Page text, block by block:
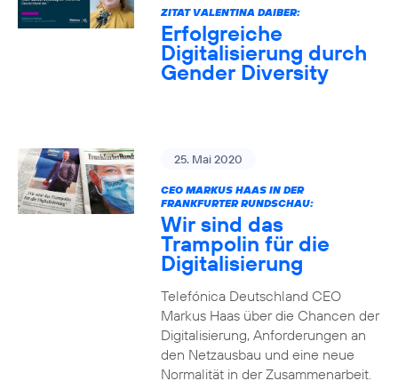
ZITAT VALENTINA DAIBER:
Erfolgreiche
Digitalisierung durch
Gender Diversity
25. Mai 2020
CEO MARKUS HAAS IN DER
FRANKFURTER RUNDSCHAU:
Wir sind das
Trampolin für die
Digitalisierung
Telefónica Deutschland CEO
Markus Haas über die Chancen der
Digitalisierung, Anforderungen an
den Netzausbau und eine neue
Normalität in der Zusammenarbeit.